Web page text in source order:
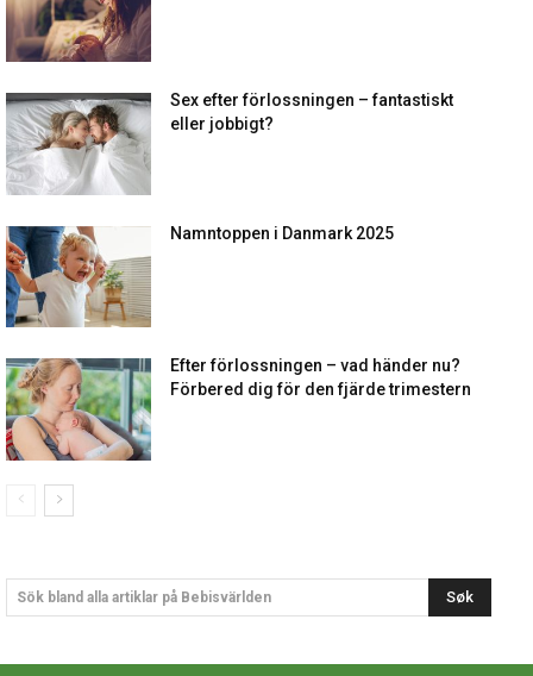
Sex efter förlossningen – fantastiskt
eller jobbigt?
Namntoppen i Danmark 2025
Efter förlossningen – vad händer nu?
Förbered dig för den fjärde trimestern
Sök bland alla artiklar på Bebisvärlden Søk